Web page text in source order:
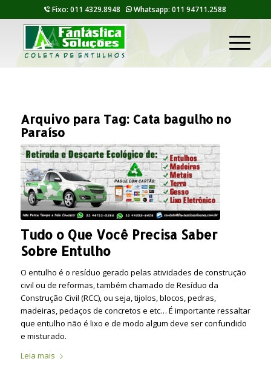
Fixo: 011 4329.8948 Whatsapp: 011 94711.2588
Arquivo para Tag: Cata bagulho no
Paraíso
Tudo o Que Você Precisa Saber
Sobre Entulho
O entulho é o resíduo gerado pelas atividades de construção
civil ou de reformas, também chamado de Resíduo da
Construção Civil (RCC), ou seja, tijolos, blocos, pedras,
madeiras, pedaços de concretos e etc… É importante ressaltar
que entulho não é lixo e de modo algum deve ser confundido
e misturado.
Leia mais